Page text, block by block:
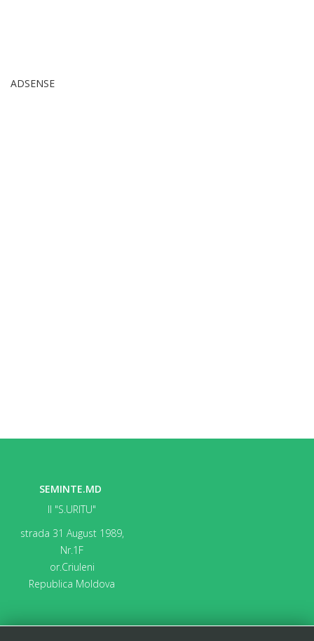
ADSENSE
SEMINTE.MD
II "S.URITU"
strada 31 August 1989,
Nr.1F
or.Criuleni
Republica Moldova